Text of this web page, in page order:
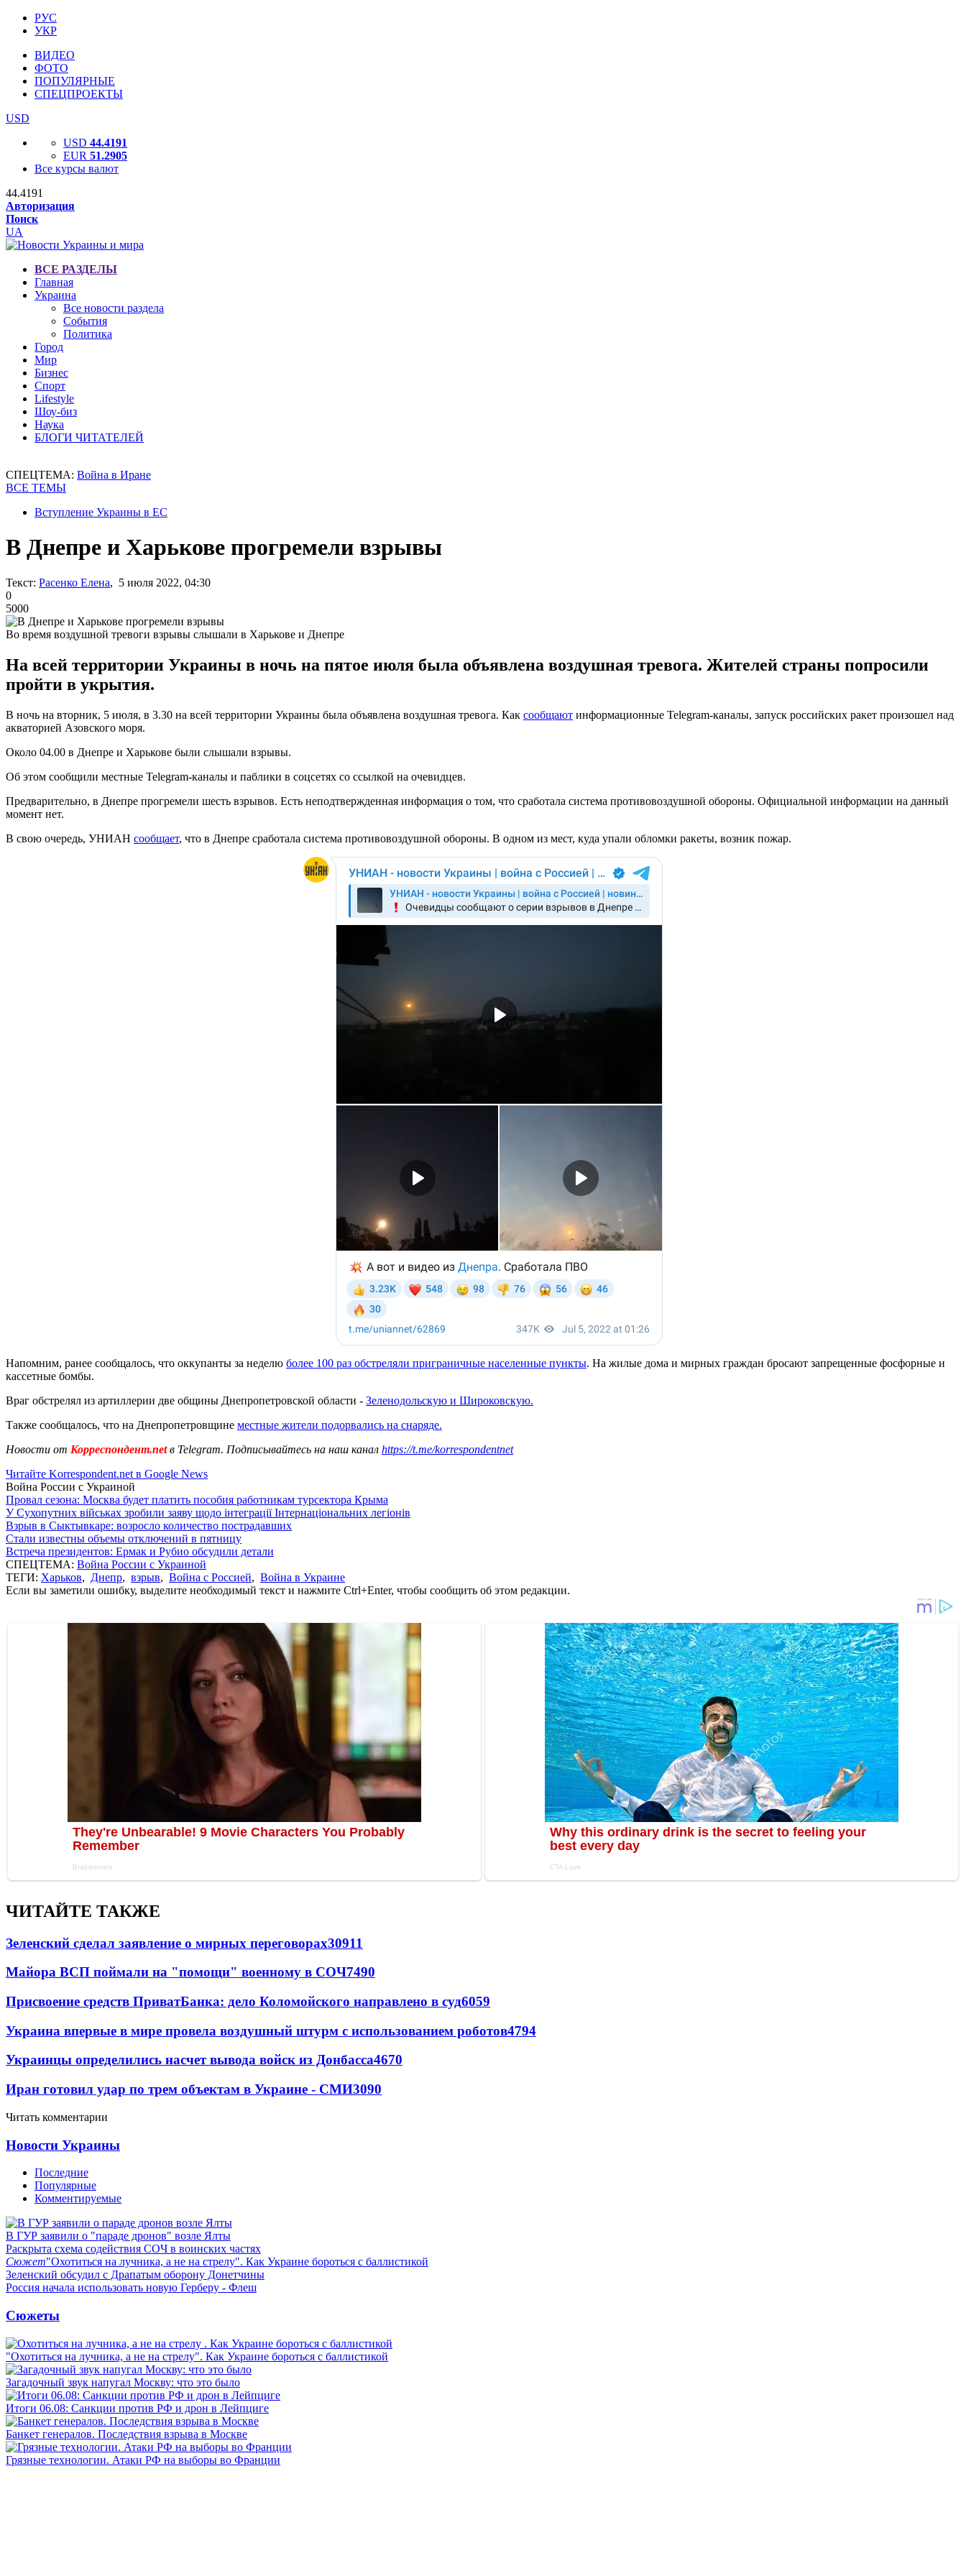
РУС
УКР
ВИДЕО
ФОТО
ПОПУЛЯРНЫЕ
СПЕЦПРОЕКТЫ
USD
USD 44.4191
EUR 51.2905
Все курсы валют
44.4191
Авторизация
Поиск
UA
ВСЕ РАЗДЕЛЫ
Главная
Украина
Все новости раздела
События
Политика
Город
Мир
Бизнес
Спорт
Lifestyle
Шоу-биз
Наука
БЛОГИ ЧИТАТЕЛЕЙ
СПЕЦТЕМА: Война в Иране
ВСЕ ТЕМЫ
Вступление Украины в ЕС
В Днепре и Харькове прогремели взрывы
Текст: Расенко Елена, 5 июля 2022, 04:30
0
5000
Во время воздушной тревоги взрывы слышали в Харькове и Днепре
На всей территории Украины в ночь на пятое июля была объявлена воздушная тревога. Жителей страны попросили
пройти в укрытия.
В ночь на вторник, 5 июля, в 3.30 на всей территории Украины была объявлена воздушная тревога. Как сообщают информационные Telegram-каналы, запуск российских ракет произошел над
акваторией Азовского моря.
Около 04.00 в Днепре и Харькове были слышали взрывы.
Об этом сообщили местные Telegram-каналы и паблики в соцсетях со ссылкой на очевидцев.
Предварительно, в Днепре прогремели шесть взрывов. Есть неподтвержденная информация о том, что сработала система противовоздушной обороны. Официальной информации на данный
момент нет.
В свою очередь, УНИАН сообщает, что в Днепре сработала система противовоздушной обороны. В одном из мест, куда упали обломки ракеты, возник пожар.
Напомним, ранее сообщалось, что оккупанты за неделю более 100 раз обстреляли приграничные населенные пункты. На жилые дома и мирных граждан бросают запрещенные фосфорные и
кассетные бомбы.
Враг обстрелял из артиллерии две общины Днепропетровской области - Зеленодольскую и Широковскую.
Также сообщалось, что на Днепропетровщине местные жители подорвались на снаряде.
Новости от Корреспондент.netв Telegram. Подписывайтесь на наш канал https://t.me/korrespondentnet
Читайте Korrespondent.net в Google News
Война России с Украиной
Провал сезона: Москва будет платить пособия работникам турсектора Крыма
У Сухопутних військах зробили заяву щодо інтеграції Інтернаціональних легіонів
Взрыв в Сыктывкаре: возросло количество пострадавших
Стали известны объемы отключений в пятницу
Встреча президентов: Ермак и Рубио обсудили детали
СПЕЦТЕМА: Война России с Украиной
ТЕГИ: Харьков, Днепр, взрыв, Война с Россией, Война в Украине
Если вы заметили ошибку, выделите необходимый текст и нажмите Ctrl+Enter, чтобы сообщить об этом редакции.
ЧИТАЙТЕ ТАКЖЕ
Зеленский сделал заявление о мирных переговорах30911
Майора ВСП поймали на "помощи" военному в СОЧ7490
Присвоение средств ПриватБанка: дело Коломойского направлено в суд6059
Украина впервые в мире провела воздушный штурм с использованием роботов4794
Украинцы определились насчет вывода войск из Донбасса4670
Иран готовил удар по трем объектам в Украине - СМИ3090
Читать комментарии
Новости Украины
Последние
Популярные
Комментируемые
В ГУР заявили о "параде дронов" возле Ялты
Раскрыта схема содействия СОЧ в воинских частях
Сюжет"Охотиться на лучника, а не на стрелу". Как Украине бороться с баллистикой
Зеленский обсудил с Драпатым оборону Донетчины
Россия начала использовать новую Герберу - Флеш
Сюжеты
"Охотиться на лучника, а не на стрелу". Как Украине бороться с баллистикой
Загадочный звук напугал Москву: что это было
Итоги 06.08: Санкции против РФ и дрон в Лейпциге
Банкет генералов. Последствия взрыва в Москве
Грязные технологии. Атаки РФ на выборы во Франции